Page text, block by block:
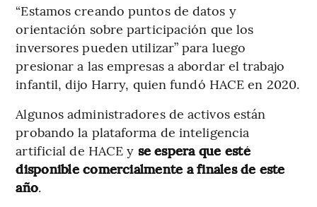
“Estamos creando puntos de datos y
orientación sobre participación que los
inversores pueden utilizar” para luego
presionar a las empresas a abordar el trabajo
infantil, dijo Harry, quien fundó HACE en 2020.
Algunos administradores de activos están
probando la plataforma de inteligencia
artificial de HACE y se espera que esté
disponible comercialmente a finales de este
año.